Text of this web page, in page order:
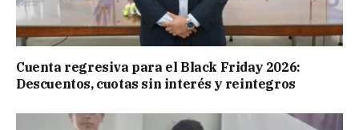
Cuenta regresiva para el Black Friday 2026:
Descuentos, cuotas sin interés y reintegros